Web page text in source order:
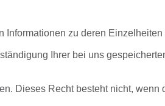
zu deren Einzelheiten
Ihrer bei uns
Dieses Recht besteht nicht, wenn